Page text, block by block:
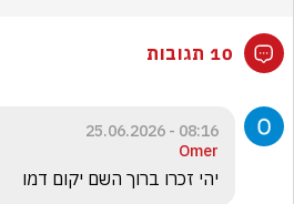
10 תגובות
08:16 - 25.06.2026
Omer
יהי זכרו ברוך השם יקום דמו